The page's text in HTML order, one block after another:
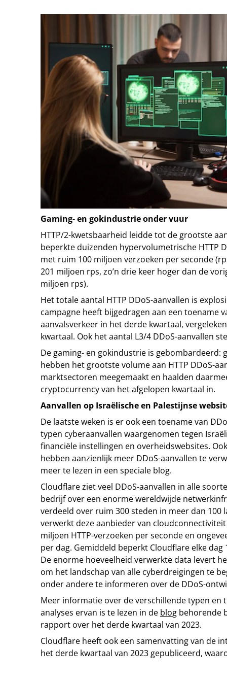
Gaming- en gokindustrie onder vuur
HTTP/2-kwetsbaarheid leidde tot de grootste
beperkte duizenden hypervolumetrische HTTP
met ruim 100 miljoen verzoeken per seconde
201 miljoen rps, zo’n drie keer hoger dan de
miljoen rps).
Het totale aantal HTTP DDoS-aanvallen is
campagne heeft bijgedragen aan een toename
aanvalsverkeer in het derde kwartaal,
kwartaal. Ook het aantal L3/4 DDoS-aanvallen
De gaming- en gokindustrie is gebombardeerd:
hebben het grootste volume aan HTTP DDoS-
marktsectoren meegemaakt en haalden
cryptocurrency van het afgelopen kwartaal in.
Aanvallen op Israëlische en Palestijnse
De laatste weken is er ook een toename van
typen cyberaanvallen waargenomen tegen
financiële instellingen en overheidswebsites.
hebben aanzienlijk meer DDoS-aanvallen te
meer te lezen in een speciale blog.
Cloudflare ziet veel DDoS-aanvallen in alle
bedrijf over een enorme wereldwijde
verdeeld over ruim 300 steden in meer dan 100
verwerkt deze aanbieder van
miljoen HTTP-verzoeken per seconde en
per dag. Gemiddeld beperkt Cloudflare elke
De enorme hoeveelheid verwerkte data levert
om het landschap van alle cyberdreigingen te
onder andere te informeren over de DDoS-
Meer informatie over de verschillende typen en
analyses ervan is te lezen in de blog behorende
rapport over het derde kwartaal van 2023.
Cloudflare heeft ook een samenvatting van de
het derde kwartaal van 2023 gepubliceerd,